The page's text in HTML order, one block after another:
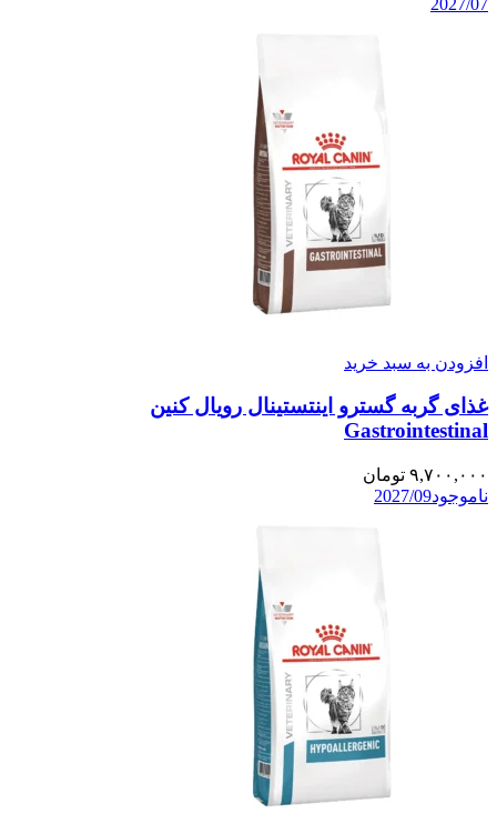
2027/07
افزودن به سبد خرید
غذای گربه گسترو اینتستینال رویال کنین
Gastrointestinal
۹,۷۰۰,۰۰۰ تومان
ناموجود2027/09